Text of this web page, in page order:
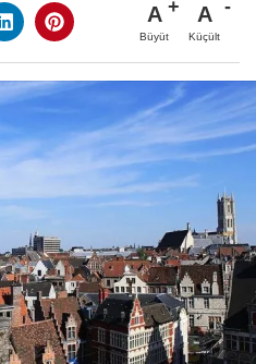
A
Büyüt
A
Küçült